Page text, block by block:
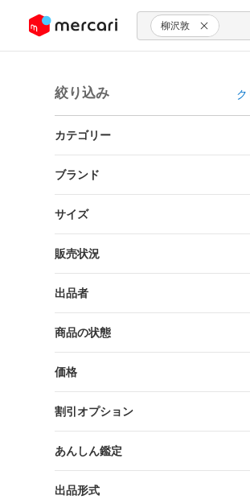
ツにスキップ 柳沢敦
絞り込み ク
カテゴリー
ブランド
サイズ
販売状況
出品者
商品の状態
価格
割引オプション
あんしん鑑定
出品形式